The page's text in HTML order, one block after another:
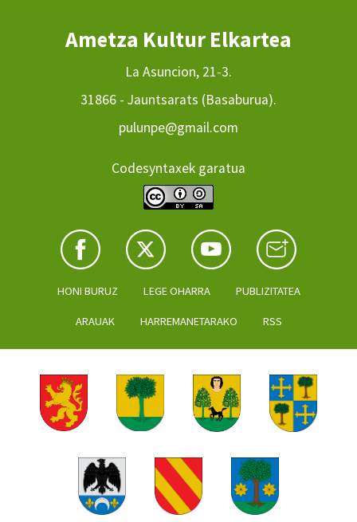
Ametza Kultur Elkartea
La Asuncion, 21-3.
31866 - Jauntsarats (Basaburua).
pulunpe@gmail.com
Codesyntaxek garatua
HONI BURUZ LEGE OHARRA PUBLIZITATEA
ARAUAK HARREMANETARAKO RSS